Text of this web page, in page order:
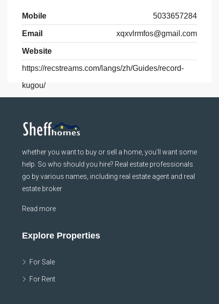
Mobile 5033657284
Email xqxvlrmfos@gmail.com
Website
https://recstreams.com/langs/zh/Guides/record-
kugou/
whether you want to buy or sell a home, you’ll want some
help. So who should you hire? Real estate professionals
go by various names, including real estate agent and real
estate broker
Read more
Explore Properties
For Sale
For Rent